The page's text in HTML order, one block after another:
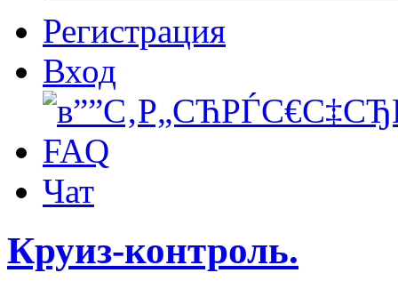
Регистрация
Вход
FAQ
Чат
Круиз-контроль.